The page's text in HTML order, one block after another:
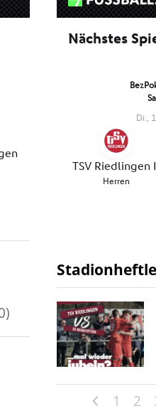
Stadionheftle
< 1 2